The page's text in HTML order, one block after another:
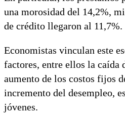
una morosidad del 14,2%,
de crédito llegaron al 11,7%.
Economistas vinculan este
factores, entre ellos la caída
aumento de los costos fijos
incremento del desempleo,
jóvenes.